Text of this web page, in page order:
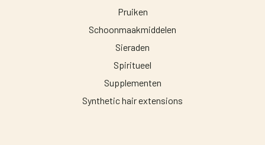
Pruiken
Schoonmaakmiddelen
Sieraden
Spiritueel
Supplementen
Synthetic hair extensions